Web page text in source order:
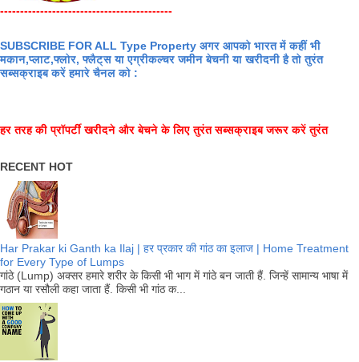
-------------------------------------------
SUBSCRIBE FOR ALL Type Property अगर आपको भारत में कहीं भी
मकान,प्लाट,फ्लोर, फ्लैट्स या एग्रीकल्चर जमीन बेचनी या खरीदनी है तो तुरंत
सब्सक्राइब करें हमारे चैनल को :
हर तरह की प्रॉपर्टी खरीदने और बेचने के लिए तुरंत सब्सक्राइब जरूर करें तुरंत
RECENT HOT
Har Prakar ki Ganth ka Ilaj | हर प्रकार की गांठ का इलाज | Home Treatment
for Every Type of Lumps
गांठे (Lump) अक्सर हमारे शरीर के किसी भी भाग में गांठे बन जाती हैं. जिन्हें सामान्य भाषा में
गठान या रसौली कहा जाता हैं. किसी भी गांठ क...